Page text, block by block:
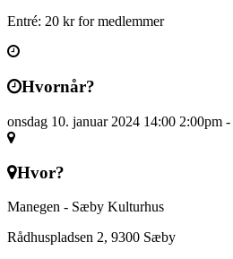
Entré: 20 kr for medlemmer
Hvornår?
onsdag 10. januar 2024 14:00 2:00pm -
Hvor?
Manegen - Sæby Kulturhus
Rådhuspladsen 2, 9300 Sæby